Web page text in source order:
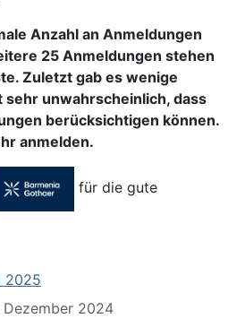
Anzahl an Anmeldungen
25 Anmeldungen stehen
Zuletzt gab es wenige
sehr unwahrscheinlich, dass
berücksichtigen können.
anmelden.
für die gute
2025
2024